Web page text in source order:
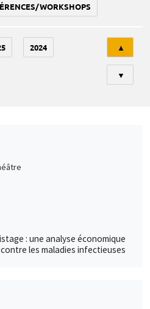
WORKSHOPS
2024 ▲
▼
: une analyse économique
les maladies infectieuses